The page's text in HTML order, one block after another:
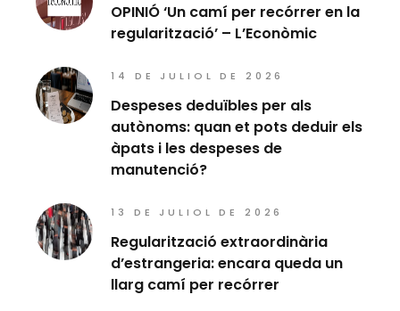
OPINIÓ ‘Un camí per recórrer en la
regularització’ – L’Econòmic
14 DE JULIOL DE 2026
Despeses deduïbles per als
autònoms: quan et pots deduir els
àpats i les despeses de
manutenció?
13 DE JULIOL DE 2026
Regularització extraordinària
d’estrangeria: encara queda un
llarg camí per recórrer